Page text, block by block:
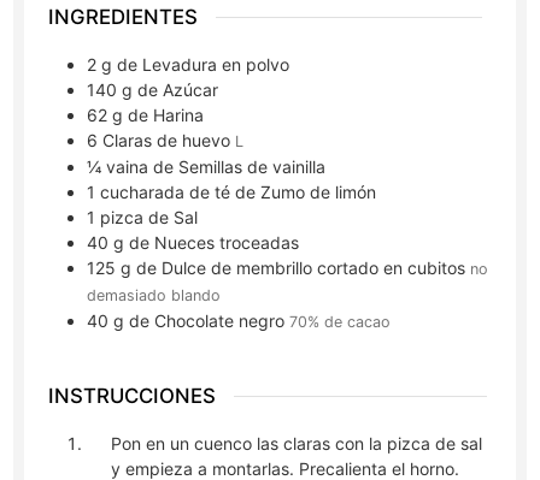
INGREDIENTES
2 g de Levadura en polvo
140 g de Azúcar
62 g de Harina
6 Claras de huevo L
¼ vainade Semillas de vainilla
1 cucharada de téde Zumo de limón
1 pizca de Sal
40 g de Nueces troceadas
125 g de Dulce de membrillo cortado en cubitos no
demasiado blando
40 g de Chocolate negro70% de cacao
INSTRUCCIONES
Pon en un cuenco las claras con la pizca de sal
y empieza a montarlas. Precalienta el horno.